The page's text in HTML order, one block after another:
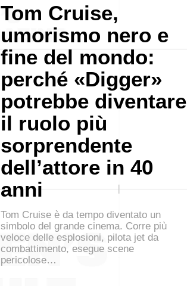
Tom Cruise,
umorismo nero e
fine del mondo:
perché «Digger»
potrebbe diventare
il ruolo più
sorprendente
dell’attore in 40
anni
Tom Cruise è da tempo diventato un
simbolo del grande cinema. Corre più
veloce delle esplosioni, pilota jet da
combattimento, esegue scene
pericolose…